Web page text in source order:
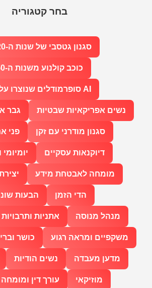
בחר קטגוריה
סגנון גטסבי של שנות ה-1920
כוכב קולנוע משנות ה-50
סופרמודלים שנוצרו על ידי AI
גבר נשים אפריקאיות שבטיות
פני סגנון מודרני עם זקן
יומיומי דיוקנאות עסקיים
מומחה לאבטחת מידע
הבעות הדי הזמן
אתניות מנהל מנוסה
כושר משקפיים ומראה רגוע
נשים הודיות מדען מעבדה
עורך דין ומומחה מוזיקאי